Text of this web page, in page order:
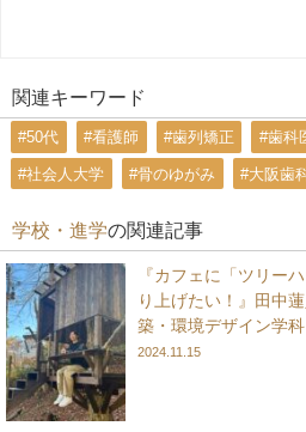
関連キーワード
#50代 #看護師 #歯列矯正 #歯科
#社会人大学 #骨のゆがみ #大阪歯
学校・進学の関連記事
『カフェに「ツリー
り上げたい！』田
築・環境デザイン学科
2024.11.15